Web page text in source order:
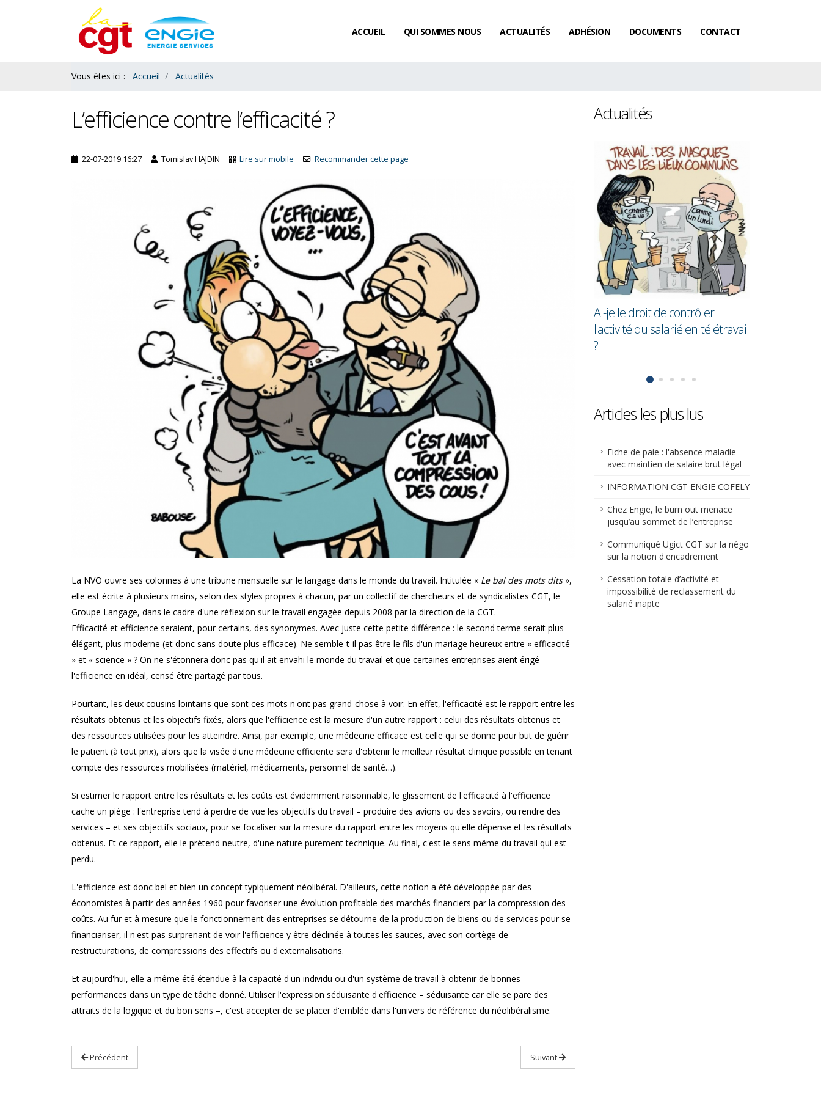
ACCUEIL QUI SOMMES NOUS ACTUALITÉS ADHÉSION DOCUMENTS CONTACT
Vous êtes ici : Accueil Actualités
L’efficience contre l’efficacité ?
22-07-2019 16:27 Tomislav HAJDIN Lire sur mobile Recommander cette page
La NVO ouvre ses colonnes à une tribune mensuelle sur le langage dans le monde du travail. Intitulée « Le bal des mots dits»,
elle est écrite à plusieurs mains, selon des styles propres à chacun, par un collectif de chercheurs et de syndicalistes CGT, le
Groupe Langage, dans le cadre d'une réflexion sur le travail engagée depuis 2008 par la direction de la CGT.
Efficacité et efficience seraient, pour certains, des synonymes. Avec juste cette petite différence : le second terme serait plus
élégant, plus moderne (et donc sans doute plus efficace). Ne semble-t-il pas être le fils d'un mariage heureux entre « efficacité
» et « science » ? On ne s'étonnera donc pas qu'il ait envahi le monde du travail et que certaines entreprises aient érigé
l'efficience en idéal, censé être partagé par tous.
Pourtant, les deux cousins lointains que sont ces mots n'ont pas grand-chose à voir. En effet, l'efficacité est le rapport entre les
résultats obtenus et les objectifs fixés, alors que l'efficience est la mesure d'un autre rapport : celui des résultats obtenus et
des ressources utilisées pour les atteindre. Ainsi, par exemple, une médecine efficace est celle qui se donne pour but de guérir
le patient (à tout prix), alors que la visée d'une médecine efficiente sera d'obtenir le meilleur résultat clinique possible en tenant
compte des ressources mobilisées (matériel, médicaments, personnel de santé…).
Si estimer le rapport entre les résultats et les coûts est évidemment raisonnable, le glissement de l'efficacité à l'efficience
cache un piège : l'entreprise tend à perdre de vue les objectifs du travail – produire des avions ou des savoirs, ou rendre des
services – et ses objectifs sociaux, pour se focaliser sur la mesure du rapport entre les moyens qu'elle dépense et les résultats
obtenus. Et ce rapport, elle le prétend neutre, d'une nature purement technique. Au final, c'est le sens même du travail qui est
perdu.
L'efficience est donc bel et bien un concept typiquement néolibéral. D'ailleurs, cette notion a été développée par des
économistes à partir des années 1960 pour favoriser une évolution profitable des marchés financiers par la compression des
coûts. Au fur et à mesure que le fonctionnement des entreprises se détourne de la production de biens ou de services pour se
financiariser, il n'est pas surprenant de voir l'efficience y être déclinée à toutes les sauces, avec son cortège de
restructurations, de compressions des effectifs ou d'externalisations.
Et aujourd'hui, elle a même été étendue à la capacité d'un individu ou d'un système de travail à obtenir de bonnes
performances dans un type de tâche donné. Utiliser l'expression séduisante d'efficience – séduisante car elle se pare des
attraits de la logique et du bon sens –, c'est accepter de se placer d'emblée dans l'univers de référence du néolibéralisme.
Précédent Suivant
Actualités
Salaires : le ras le bol des
L’acquisition de congés payés
est-elle maintenue pendant
l’arrêt maladie ?
Existe-t-il un délai de
prescription de la faute ?
Ai-je le droit de contrôler
l'activité du salarié en télétravail
?
Articles les plus lus
Fiche de paie : l'absence maladie
avec maintien de salaire brut légal
INFORMATION CGT ENGIE COFELY
Chez Engie, le burn out menace
jusqu’au sommet de l’entreprise
Communiqué Ugict CGT sur la négo
sur la notion d'encadrement
Cessation totale d’activité et
impossibilité de reclassement du
salarié inapte